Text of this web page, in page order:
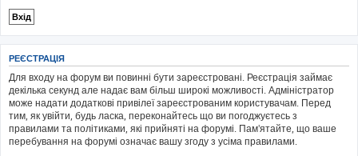
РЕЄСТРАЦІЯ
Для входу на форум ви повинні бути зареєстровані. Реєстрація займає
декілька секунд але надає вам більш широкі можливості. Адміністратор
може надати додаткові привілеї зареєстрованим користувачам. Перед
тим, як увійти, будь ласка, переконайтесь що ви погоджуєтесь з
правилами та політиками, які прийняті на форумі. Пам'ятайте, що ваше
перебування на форумі означає вашу згоду з усіма правилами.